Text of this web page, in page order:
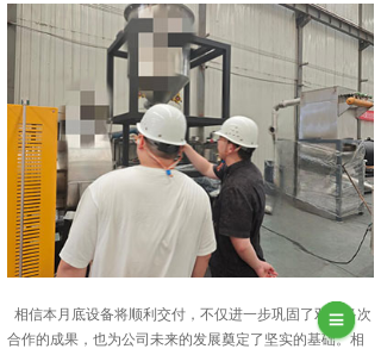
相信本月底设备将顺利交付，不仅进一步巩固了双方多次
合作的成果，也为公司未来的发展奠定了坚实的基础。相